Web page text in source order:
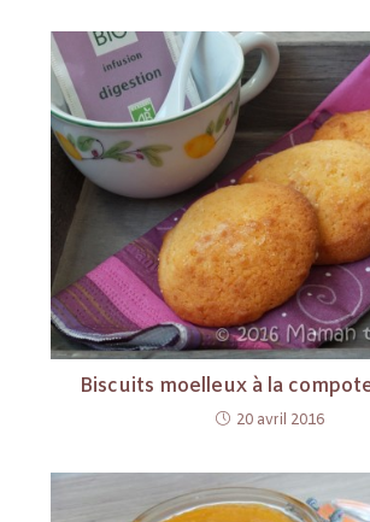
Biscuits moelleux à la
20 avril 2016